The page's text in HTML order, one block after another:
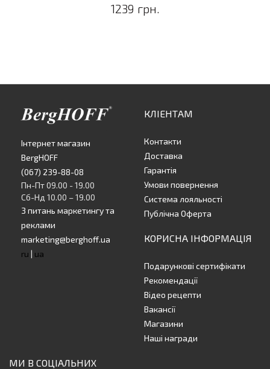
1239 грн.
Інтернет магазин
BergHOFF
(067) 239-88-08
Пн-Пт 09.00 - 19.00
Сб-Нд 10.00 – 19.00
З питань маркетингу та
реклами
marketing@berghoff.ua
ru
ua
КЛІЕНТАМ
Контакти
Доставка
Гарантія
Умови повернення
Система лояльності
Публічна Оферта
КОРИСНА ІНФОРМАЦІЯ
Подарункові сертифікати
Рекомендації
Відео рецепти
Вакансії
Магазини
Наші награди
МИ В СОЦІАЛЬНИХ